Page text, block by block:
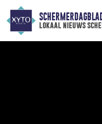
lokaal nieuws